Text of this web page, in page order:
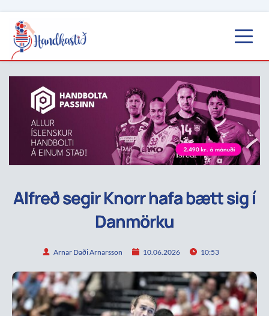
Alfreð segir Knorr hafa bætt sig í
Danmörku
Arnar Daði Arnarsson 10.06.2026 10:53